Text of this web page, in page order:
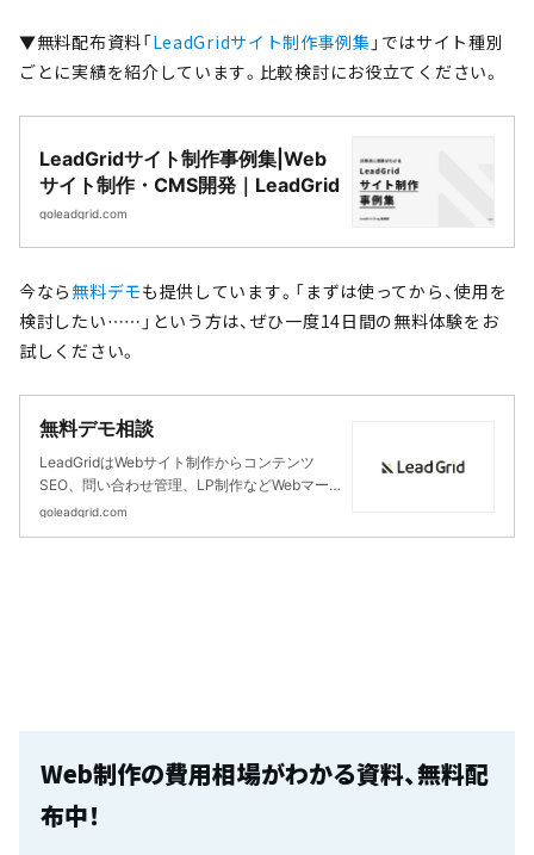
▼無料配布資料「LeadGridサイト制作事例集 」ではサイト種別
ごとに実績を紹介しています。比較検討にお役立てください。
LeadGridサイト制作事例集|Web
サイト制作・CMS開発｜LeadGrid
goleadgrid.com
今なら 無料デモも提供しています。「まずは使ってから、使用を
検討したい……」という方は、ぜひ一度14日間の無料体験をお
試しください。
無料デモ相談
LeadGridはWebサイト制作からコンテンツ
SEO、問い合わせ管理、LP制作などWebマー
ケティングに必要な機能を開発したCMSで
goleadgrid.com
Web制作の費用相場がわかる資料、無料配
布中！